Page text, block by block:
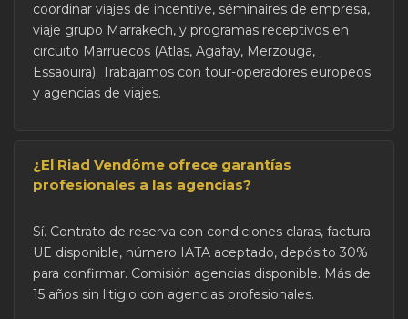
coordinar viajes de incentive, séminaires de empresa,
viaje grupo Marrakech, y programas receptivos en
circuito Marruecos (Atlas, Agafay, Merzouga,
Essaouira). Trabajamos con tour-operadores europeos
y agencias de viajes.
¿El Riad Vendôme ofrece garantías
profesionales a las agencias?
Sí. Contrato de reserva con condiciones claras, factura
UE disponible, número IATA aceptado, depósito 30%
para confirmar. Comisión agencias disponible. Más de
15 años sin litigio con agencias profesionales.